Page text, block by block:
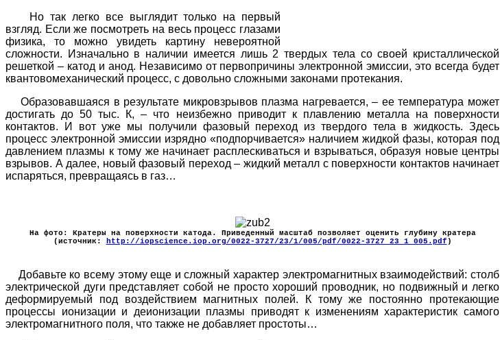
Но так легко все выглядит только на первый
взгляд. Если же посмотреть на весь процесс глазами
физика, то можно увидеть картину невероятной
сложности. Изначально в наличии имеется лишь 2 твердых тела со своей кристаллической
решеткой – катод и анод. Независимо от первопричины электронной эмиссии, это всегда будет
квантовомеханический процесс, с довольно сложными законами протекания.
Образовавшаяся в результате микровзрывов плазма нагревается, – ее температура может
достигать до 50 тыс. К, – что неизбежно приводит к плавлению металла на поверхности
контактов. И вот уже мы получили фазовый переход из твердого тела в жидкость. Здесь
процесс электронной эмиссии изрядно «подпорчивается» наличием жидкой фазы, которая под
давлением плазмы к тому же начинает расплескиваться и взрываться, образуя новые центры
взрывов. А далее, новый фазовый переход – жидкий металл с поверхности контактов начинает
испаряться, превращаясь в газ…
На фото: Кратеры на поверхности катода. Приведенный масштаб позволяет оценить глубину кратера
(источник:
http://iopscience.iop.org/0022-3727/23/1/005/pdf/0022-3727_23_1_005.pdf)
Добавьте ко всему этому еще и сложный характер электромагнитных взаимодействий: столб
электрической дуги представляет собой не просто хороший проводник, но подвижный и легко
деформируемый под воздействием магнитных полей. К тому же постоянно протекающие
процессы ионизации и деионизации плазмы приводят к изменениям характеристик самого
электромагнитного поля, что также не добавляет простоты…